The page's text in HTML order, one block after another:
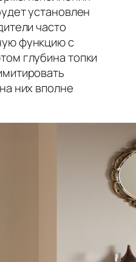
установлен
часто
функцию с
глубина топки
них вполне